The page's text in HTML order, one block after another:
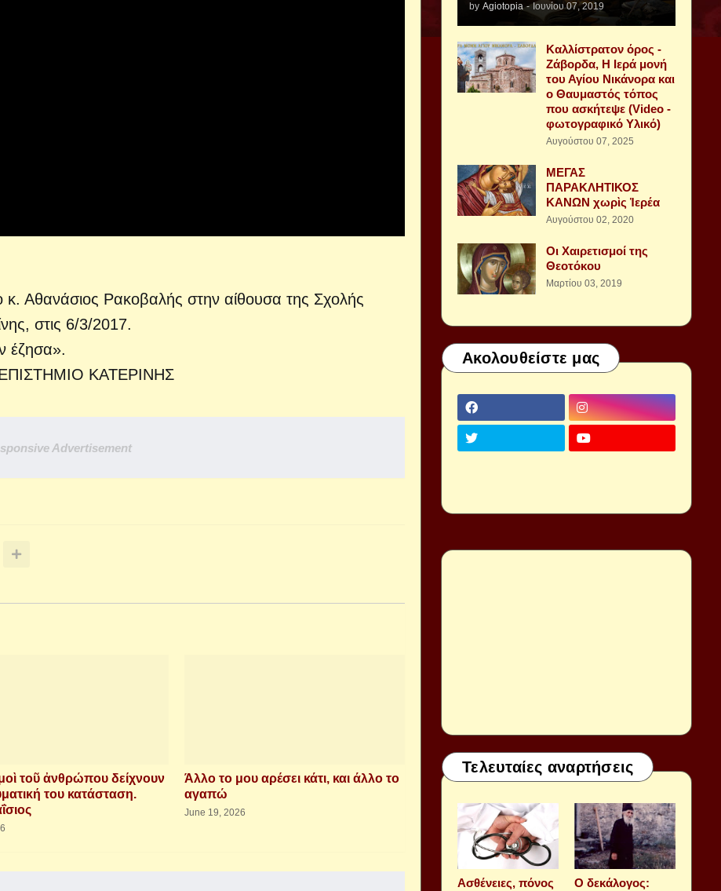
Αθανάσιος Ρακοβαλής στην αίθουσα της Σχολής
στις 6/3/2017.
έζησα».
ΚΑΤΕΡΙΝΗΣ
Advertisement
τοῦ ἀνθρώπου δείχνουν
του κατάσταση.
Άλλο το μου αρέσει κάτι, και άλλο το
αγαπώ
June 19, 2026
by Agiotopia - Ιουνίου 07, 2019
Καλλίστρατον όρος -
Ζάβορδα, Η Ιερά μονή
του Αγίου Νικάνορα και
ο Θαυμαστός τόπος
που ασκήτεψε (Video -
φωτογραφικό Υλικό)
Αυγούστου 07, 2025
ΜΕΓΑΣ
ΠΑΡΑΚΛΗΤΙΚΟΣ
ΚΑΝΩΝ χωρὶς Ἱερέα
Αυγούστου 02, 2020
Οι Χαιρετισμοί της
Θεοτόκου
Μαρτίου 03, 2019
Ακολουθείστε μας
Τελευταίες αναρτήσεις
Aσθένειες, πόνος
Ο δεκάλογος: